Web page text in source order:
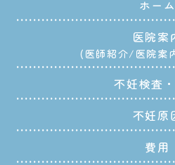
ホーム
医院案
医師紹介 医院案
不妊検査
不妊原
費用